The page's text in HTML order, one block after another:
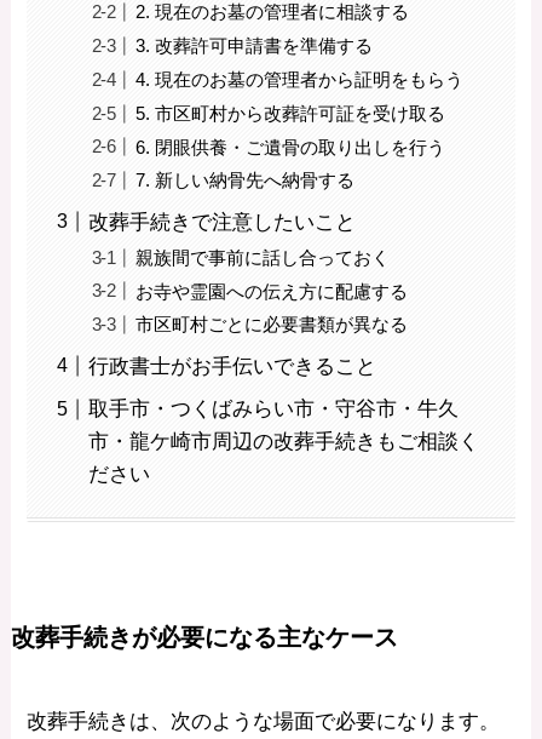
2. 現在のお墓の管理者に相談する
3. 改葬許可申請書を準備する
4. 現在のお墓の管理者から証明をもらう
5. 市区町村から改葬許可証を受け取る
6. 閉眼供養・ご遺骨の取り出しを行う
7. 新しい納骨先へ納骨する
改葬手続きで注意したいこと
親族間で事前に話し合っておく
お寺や霊園への伝え方に配慮する
市区町村ごとに必要書類が異なる
行政書士がお手伝いできること
取手市・つくばみらい市・守谷市・牛久
市・龍ケ崎市周辺の改葬手続きもご相談く
ださい
改葬手続きが必要になる主なケース
改葬手続きは、次のような場面で必要になります。